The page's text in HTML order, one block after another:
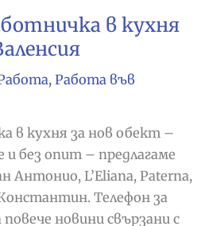
в кухня
, Работа във
в кухня за нов обект –
и без опит – предлагаме
Антонио, L’Eliana, Paterna,
Телефон за
повече новини свързани с